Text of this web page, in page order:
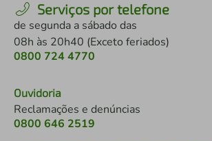
Serviços por telefone
de segunda a sábado das
08h às 20h40 (Exceto feriados)
0800 724 4770
Ouvidoria
Reclamações e denúncias
0800 646 2519